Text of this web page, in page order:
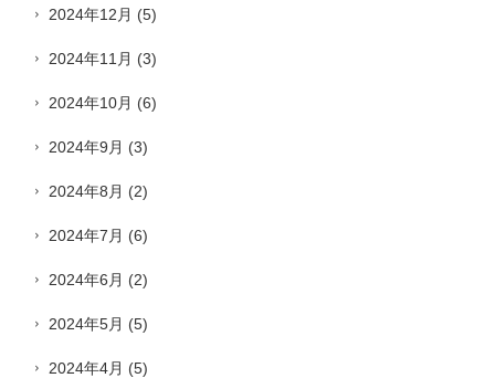
2024年12月 (5)
2024年11月 (3)
2024年10月 (6)
2024年9月 (3)
2024年8月 (2)
2024年7月 (6)
2024年6月 (2)
2024年5月 (5)
2024年4月 (5)